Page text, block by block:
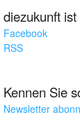
diezukunft
Facebook
RSS
Kennen Sie
Newsletter